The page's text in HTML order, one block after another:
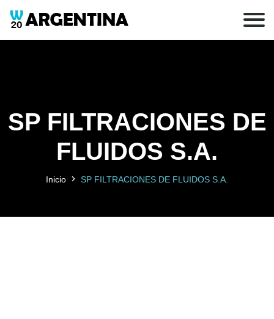
SP FILTRACIONES DE
FLUIDOS S.A.
Inicio SP FILTRACIONES DE FLUIDOS S.A.